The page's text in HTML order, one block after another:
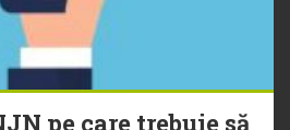
pe care trebuie să